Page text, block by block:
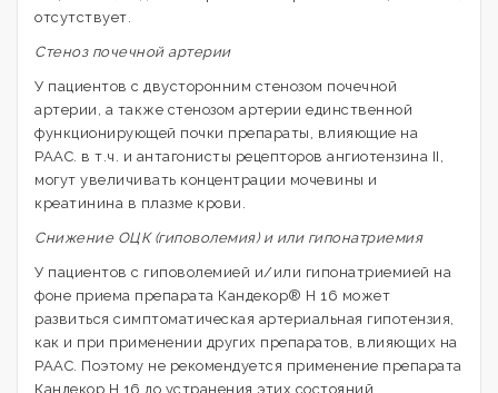
отсутствует.
Стеноз почечной артерии
У пациентов с двусторонним стенозом почечной
артерии, а также стенозом артерии единственной
функционирующей почки препараты, влияющие на
РААС. в т.ч. и антагонисты рецепторов ангиотензина II,
могут увеличивать концентрации мочевины и
креатинина в плазме крови.
Снижение ОЦК (гиповолемия) и или гипонатриемия
У пациентов с гиповолемией и/или гипонатриемией на
фоне приема препарата Кандекор® Н 16 может
развиться симптоматическая артериальная гипотензия,
как и при применении других препаратов, влияющих на
РААС. Поэтому не рекомендуется применение препарата
Кандекор Н 16 до устранения этих состояний.